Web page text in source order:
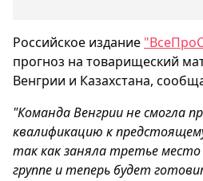
Российское издание
прогноз на товарищеский
Венгрии и Казахстана,
"Команда Венгрии не смогла
квалификацию к
так как заняла третье
группе и теперь будет